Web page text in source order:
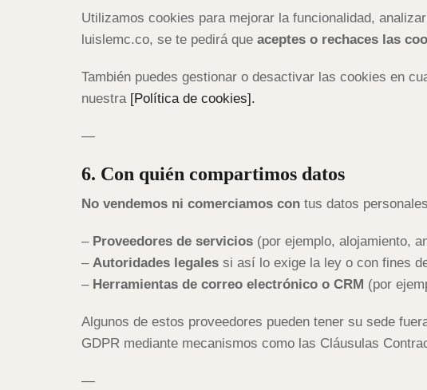
Utilizamos cookies para mejorar la funcionalidad,
luislemc.co, se te pedirá que aceptes o rechaces las
También puedes gestionar o desactivar las cookies en
nuestra [Política de cookies].
—
6. Con quién compartimos datos
No vendemos ni comerciamos con tus datos
– Proveedores de servicios (por ejemplo, alojamiento,
– Autoridades legales si así lo exige la ley o con fines
– Herramientas de correo electrónico o CRM (por
Algunos de estos proveedores pueden tener su sede
GDPR mediante mecanismos como las Cláusulas
—